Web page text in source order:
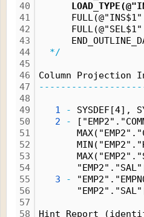
40
41
42
43
44
45
46
47
48
49
50
51
52
53
54
55
56
57
58
FULL(@"INS$1"
FULL(@"SEL$1"
*/
Column Projection
1 -
SYSDEF[4],
2
-
3
-
Hint Report